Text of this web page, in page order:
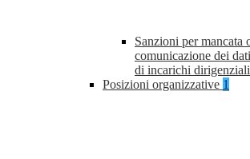
Sanzioni per mancata
comunicazione dei
di incarichi dirigenziali
Posizioni organizzative 1